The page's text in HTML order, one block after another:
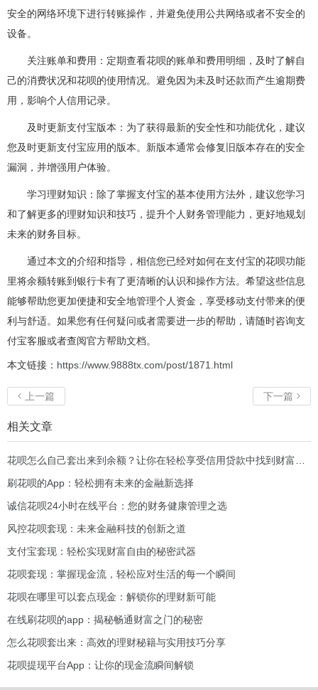
安全的网络环境下进行转账操作，并避免使用公共网络或者不安全的
设备。
关注账单和费用：定期查看花呗的账单和费用明细，及时了解自
己的消费状况和花呗的使用情况。避免因为未及时还款而产生逾期费
用，影响个人信用记录。
及时更新支付宝版本：为了获得最新的安全性和功能优化，建议
您及时更新支付宝应用的版本。新版本通常会修复旧版本存在的安全
漏洞，并增强用户体验。
学习理财知识：除了掌握支付宝的基本使用方法外，建议您学习
和了解更多的理财知识和技巧，提升个人财务管理能力，更好地规划
未来的财务目标。
通过本文的介绍和指导，相信您已经对如何在支付宝的花呗功能
里将余额转账到银行卡有了更清晰的认识和操作方法。希望这些信息
能够帮助您更加便捷和安全地管理个人资金，享受移动支付带来的便
利与舒适。如果您有任何疑问或者需要进一步的帮助，请随时咨询支
付宝客服或者查阅官方帮助文档。
本文链接： https://www.9888tx.com/post/1871.html
 上一篇 下一篇 
相关文章
刷花呗的App：轻松拥有未来的金融新选择
诚信花呗24小时在线平台：您的财务健康管理之选
风控花呗套现：未来金融科技的创新之道
支付宝套现：轻松实现财富自由的秘密武器
花呗套现：掌握现金流，轻松应对生活的每一个瞬间
花呗在哪里可以套点现金：解锁你的理财新可能
在线刷花呗的app：揭秘畅通财富之门的秘密
怎么花呗套出来：高效的理财秘籍与实用技巧分享
花呗提现平台App：让你的现金流瞬间解锁